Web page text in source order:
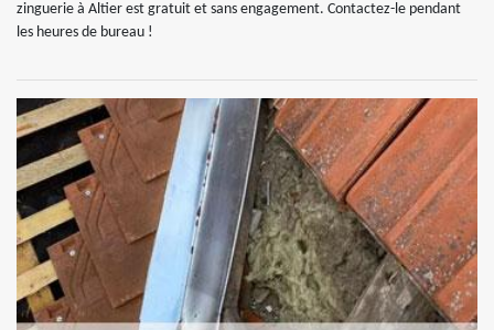
zinguerie à Altier est gratuit et sans engagement. Contactez-le pendant
les heures de bureau !